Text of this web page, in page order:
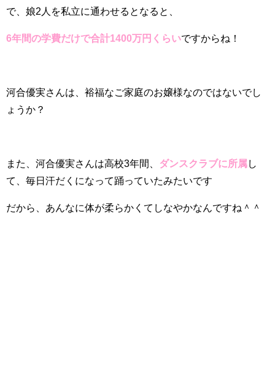
で、娘2人を私立に通わせるとなると、
6年間の学費だけで合計1400万円くらいですからね！
河合優実さんは、裕福なご家庭のお嬢様なのではないでし
ょうか？
また、河合優実さんは高校3年間、 ダンスクラブに所属し
て、毎日汗だくになって踊っていたみたいです
だから、あんなに体が柔らかくてしなやかなんですね＾＾